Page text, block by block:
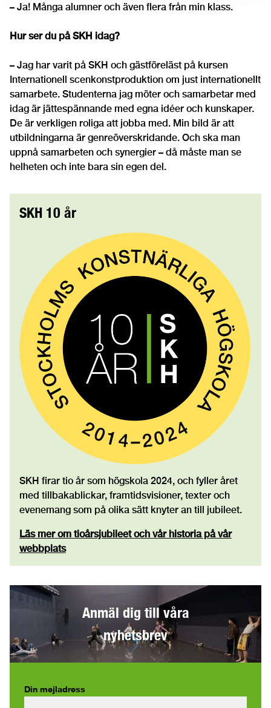
– Ja! Många alumner och även flera från min klass.
Hur ser du på SKH idag?
– Jag har varit på SKH och gästföreläst på kursen
Internationell scenkonstproduktion om just internationellt
samarbete. Studenterna jag möter och samarbetar med
idag är jättespännande med egna idéer och kunskaper.
De är verkligen roliga att jobba med. Min bild är att
utbildningarna är genreöverskridande. Och ska man
uppnå samarbeten och synergier – då måste man se
helheten och inte bara sin egen del.
SKH 10 år
SKH firar tio år som högskola 2024, och fyller året
med tillbakablickar, framtidsvisioner, texter och
evenemang som på olika sätt knyter an till jubileet.
Läs mer om tioårsjubileet och vår historia på vår
webbplats
Anmäl dig till våra
nyhetsbrev
Din mejladress